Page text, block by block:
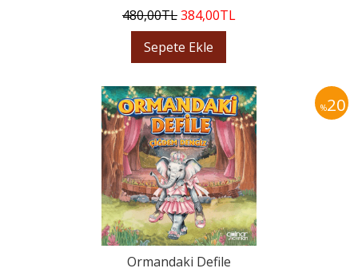
480,00TL384,00TL
Sepete Ekle
%20
Ormandaki Defile